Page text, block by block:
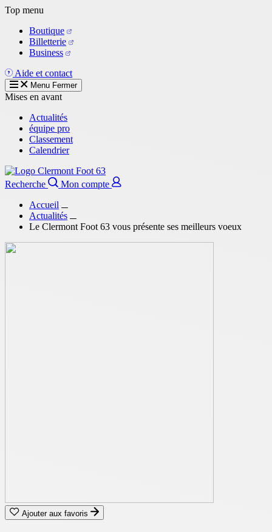
Aller
contenu
principal
Top menu
Boutique
Billetterie
Business
Aide et contact
Menu Fermer
Mises en avant
Actualités
équipe pro
Classement
Calendrier
Recherche
Mon compte
Accueil
Actualités
Le Clermont Foot 63 vous présente ses meilleurs voeux
Ajouter aux favoris